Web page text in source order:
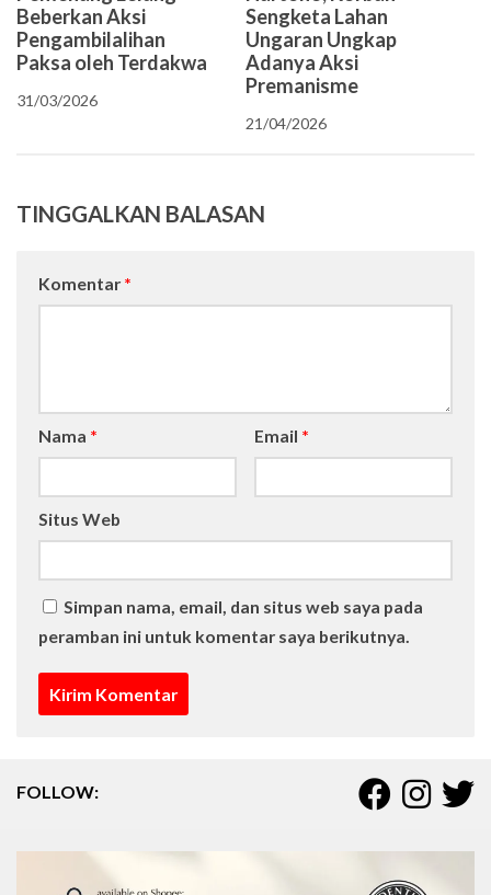
Beberkan Aksi
Pengambilalihan
Paksa oleh Terdakwa
31/03/2026
Sengketa Lahan
Ungaran Ungkap
Adanya Aksi
Premanisme
21/04/2026
TINGGALKAN BALASAN
Komentar *
Nama * Email *
Situs Web
Simpan nama, email, dan situs web saya pada
peramban ini untuk komentar saya berikutnya.
FOLLOW: